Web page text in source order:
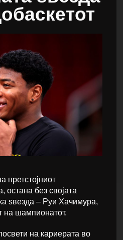
претстојниот
остана без својата
ѕвезда – Руи Хачимура,
на шампионатот.
на кариерата во